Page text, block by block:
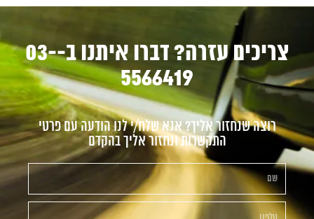
צריכים עזרה? דברו איתנו ב-03-
5566419
רוצה שנחזור אליך? אנא שלח/י לנו הודעה עם פרטי
התקשרות ונחזור אליך בהקדם